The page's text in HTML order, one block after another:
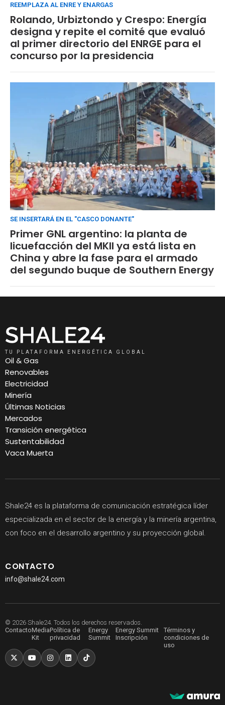
REEMPLAZA AL ENRE Y ENARGAS
Rolando, Urbiztondo y Crespo: Energía
designa y repite el comité que evaluó
al primer directorio del ENRGE para el
concurso por la presidencia
SE INSERTARÁ EN EL "CASCO DONANTE"
Primer GNL argentino: la planta de
licuefacción del MKII ya está lista en
China y abre la fase para el armado
del segundo buque de Southern Energy
TU PLATAFORMA ENERGÉTICA GLOBAL
Oil & Gas
Renovables
Electricidad
Minería
Últimas Noticias
Mercados
Transición energética
Sustentabilidad
Vaca Muerta
Shale24 es la plataforma de comunicación estratégica líder
especializada en el sector de la energía y la minería argentina,
con foco en el desarrollo argentino y su proyección global.
CONTACTO
info@shale24.com
© 2026 Shale24. Todos los derechos reservados.
ContactoMedia
Kit
Política de
privacidad
Energy
Summit
Energy Summit
Inscripción
Términos y
condiciones de
uso